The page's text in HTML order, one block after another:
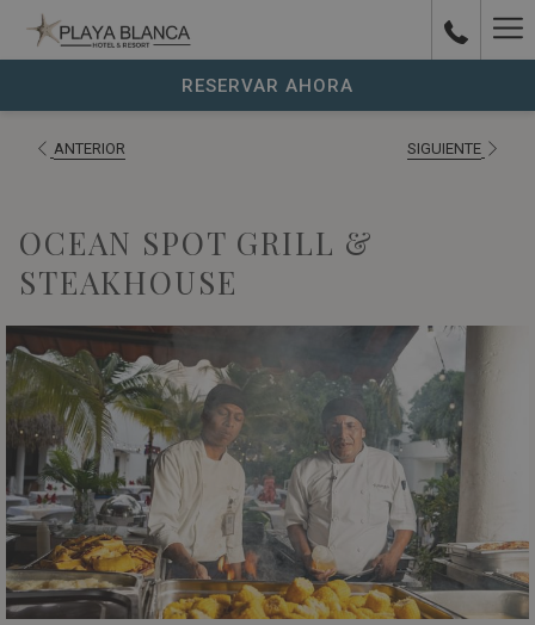
RESERVAR AHORA
ANTERIOR SIGUIENTE
OCEAN SPOT GRILL &
STEAKHOUSE
con
piscinas
blancos
en
Playa
Blanca
Beach
Resort